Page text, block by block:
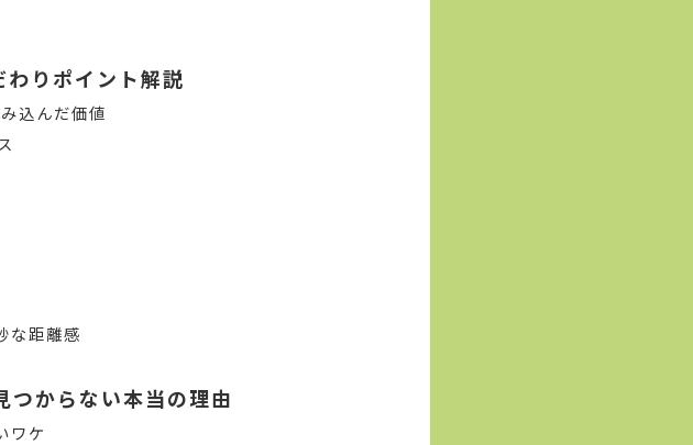
りポイント解説
込んだ価値
な距離感
つからない本当の理由
ワケ